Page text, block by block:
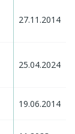
27.11.2014
25.04.2024
19.06.2014